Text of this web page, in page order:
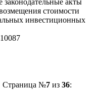
акты
стоимости
инвестиционных
Страница №7из 36: